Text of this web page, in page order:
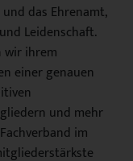
das Ehrenamt,
Leidenschaft.
wir ihrem
einer genauen
und mehr
im